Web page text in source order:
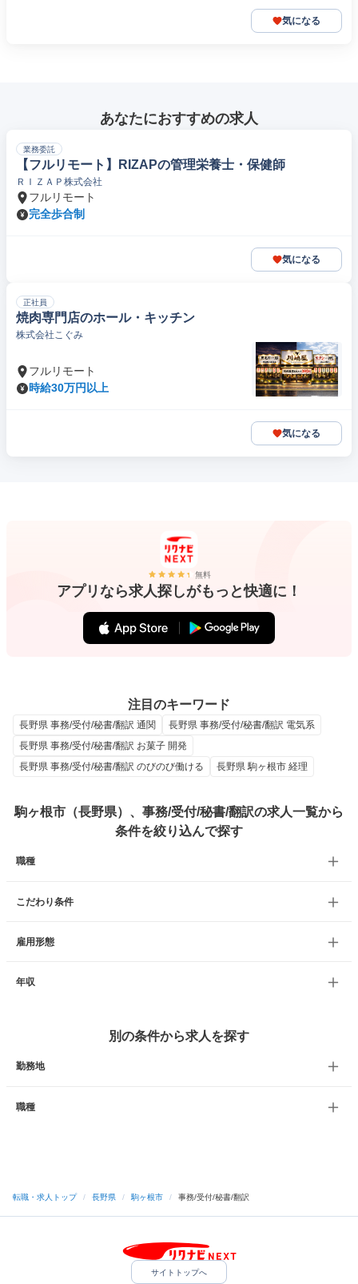
気になる
あなたにおすすめの求人
業務委託
【フルリモート】RIZAPの管理栄養士・保健師
ＲＩＺＡＰ株式会社
フルリモート
完全歩合制
気になる
正社員
焼肉専門店のホール・キッチン
株式会社こぐみ
フルリモート
時給30万円以上
気になる
無料
アプリなら求人探しがもっと快適に！
注目のキーワード
長野県 事務/受付/秘書/翻訳 通関
長野県 事務/受付/秘書/翻訳 電気系
長野県 事務/受付/秘書/翻訳 お菓子 開発
長野県 事務/受付/秘書/翻訳 のびのび働ける
長野県 駒ヶ根市 経理
駒ヶ根市（長野県）、事務/受付/秘書/翻訳の求人一覧から
条件を絞り込んで探す
職種
こだわり条件
雇用形態
年収
別の条件から求人を探す
勤務地
職種
転職・求人トップ / 長野県 / 駒ヶ根市 / 事務/受付/秘書/翻訳
サイトトップへ